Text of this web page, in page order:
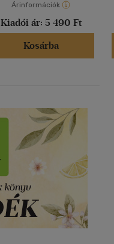
Árinformációk
Kiadói ár: 5 490 Ft
Kosárba